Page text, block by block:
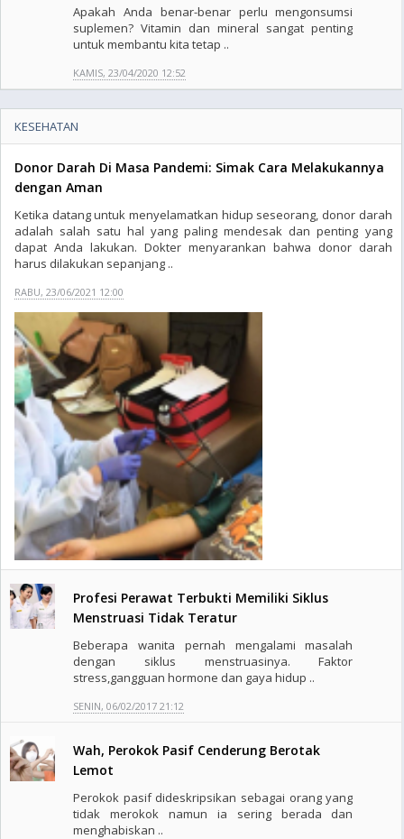
Apakah Anda benar-benar perlu mengonsumsi
suplemen? Vitamin dan mineral sangat penting
untuk membantu kita tetap ..
KAMIS, 23/04/2020 12:52
KESEHATAN
Donor Darah Di Masa Pandemi: Simak Cara Melakukannya
dengan Aman
Ketika datang untuk menyelamatkan hidup seseorang, donor darah
adalah salah satu hal yang paling mendesak dan penting yang
dapat Anda lakukan. Dokter menyarankan bahwa donor darah
harus dilakukan sepanjang ..
RABU, 23/06/2021 12:00
Profesi Perawat Terbukti Memiliki Siklus
Menstruasi Tidak Teratur
Beberapa wanita pernah mengalami masalah
dengan siklus menstruasinya. Faktor
stress,gangguan hormone dan gaya hidup ..
SENIN, 06/02/2017 21:12
Wah, Perokok Pasif Cenderung Berotak
Lemot
Perokok pasif dideskripsikan sebagai orang yang
tidak merokok namun ia sering berada dan
menghabiskan ..